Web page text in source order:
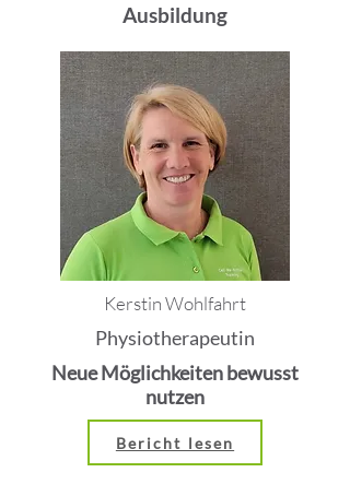
Ausbildung
Kerstin Wohlfahrt
Physiotherapeutin
Neue Möglichkeiten bewusst
nutzen
Bericht lesen